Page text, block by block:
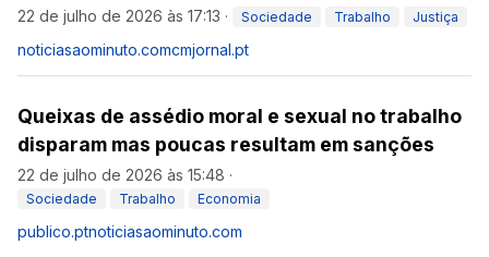
22 de julho de 2026 às 17:13 · Sociedade Trabalho Justiça
noticiasaominuto.comcmjornal.pt
Queixas de assédio moral e sexual no trabalho
disparam mas poucas resultam em sanções
22 de julho de 2026 às 15:48 ·
Sociedade Trabalho Economia
publico.ptnoticiasaominuto.com